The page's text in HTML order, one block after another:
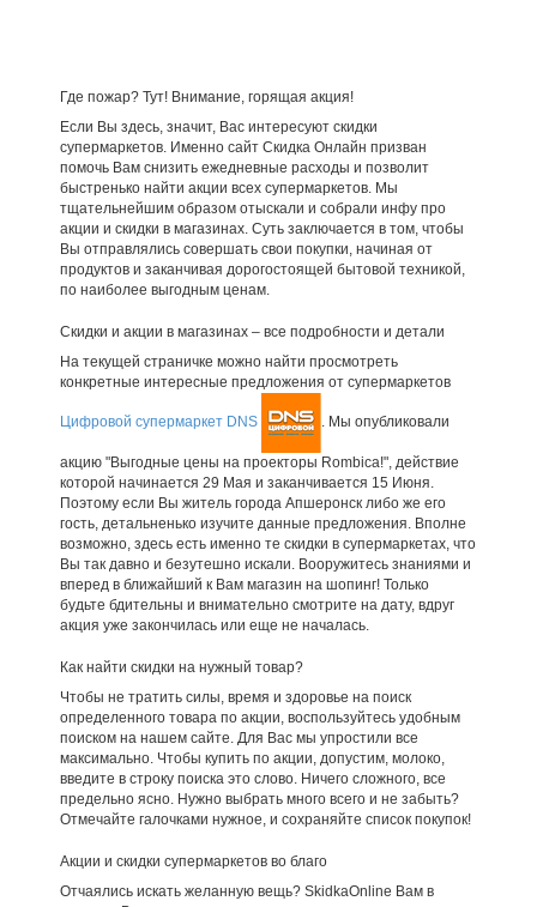
Где пожар? Тут! Внимание, горящая акция!
Если Вы здесь, значит, Вас интересуют скидки
супермаркетов. Именно сайт Скидка Онлайн призван
помочь Вам снизить ежедневные расходы и позволит
быстренько найти акции всех супермаркетов. Мы
тщательнейшим образом отыскали и собрали инфу про
акции и скидки в магазинах. Суть заключается в том, чтобы
Вы отправлялись совершать свои покупки, начиная от
продуктов и заканчивая дорогостоящей бытовой техникой,
по наиболее выгодным ценам.
Скидки и акции в магазинах – все подробности и детали
На текущей страничке можно найти просмотреть
конкретные интересные предложения от супермаркетов
Цифровой супермаркет DNS . Мы опубликовали
акцию "Выгодные цены на проекторы Rombica!", действие
которой начинается 29 Мая и заканчивается 15 Июня.
Поэтому если Вы житель города Апшеронск либо же его
гость, детальненько изучите данные предложения. Вполне
возможно, здесь есть именно те скидки в супермаркетах, что
Вы так давно и безутешно искали. Вооружитесь знаниями и
вперед в ближайший к Вам магазин на шопинг! Только
будьте бдительны и внимательно смотрите на дату, вдруг
акция уже закончилась или еще не началась.
Как найти скидки на нужный товар?
Чтобы не тратить силы, время и здоровье на поиск
определенного товара по акции, воспользуйтесь удобным
поиском на нашем сайте. Для Вас мы упростили все
максимально. Чтобы купить по акции, допустим, молоко,
введите в строку поиска это слово. Ничего сложного, все
предельно ясно. Нужно выбрать много всего и не забыть?
Отмечайте галочками нужное, и сохраняйте список покупок!
Акции и скидки супермаркетов во благо
Отчаялись искать желанную вещь? SkidkaOnline Вам в